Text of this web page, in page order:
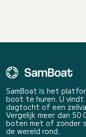
SamBoat is het
boot te huren. U
dagtocht of een
Vergelijk meer dan
boten met of zonder
de wereld rond.